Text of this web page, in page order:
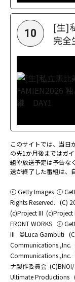
10
[生]
完
このサイトでは、当日
の先1か月後まではガ
組や放送予定は予告な
送が終了した番組は、
ⓒ Getty Images ⓒ
Rights Reserved. (C)
(c)Project III (c)Project
FRONT WORKS ⓒ
III ©Luca Gambuti
Communications.,Inc.
Communications.,Inc.
ナ製作委員会
Ultimate Productions